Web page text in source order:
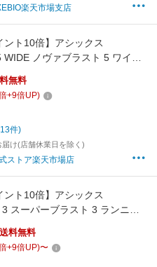
楽天市場支店
ント10倍】アシックス
WIDE ノヴァブラスト 5 ワイド
ズ メンズ GRAVEL/WHITE
シューズ ランニング ジョギン
灰色 男性｜asics 公式
無料
+9倍UP)
件)
け(店舗休業日を除く)
ストア楽天市場店
ント10倍】アシックス
スーパーブラスト 3 ランニン
セックス WHITE/BLACK
ポーツシューズ ランニング ジ
ホワイト WHITE 白 男性 女性
送料無料
+9倍UP)〜